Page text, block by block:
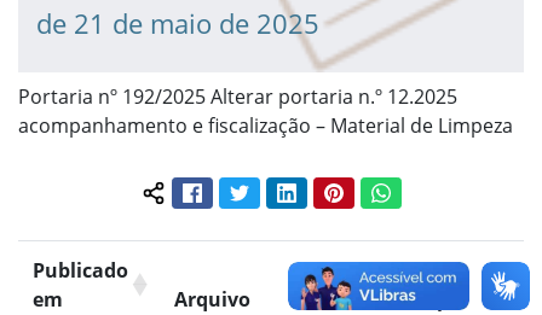
de 21 de maio de 2025
Portaria nº 192/2025 Alterar portaria n.º 12.2025
acompanhamento e fiscalização – Material de Limpeza
Compartilhar conteúdo:
FacebookTwitterLinkedInPinterestWhatsApp
Publicado
em
Arquivo Grupo